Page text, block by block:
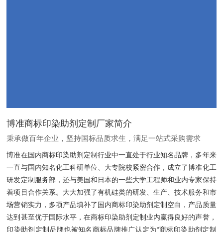
博准商标印染助剂定制厂家简介
秉承做百年企业，坚持国标品质求生，满足一站式采购需求
博准在国内商标印染助剂定制行业中一直处于行业知名品牌，多年来
一直与国内知名化工科研单位、大专院校紧密合作，成立了博准化工
研发定制服务部，还与美国和日本的一些大学工程师和业内专家保持
着项目合作关系。大大加强了有机硅类的研发、生产、技术服务和市
场营销实力，多项产品填补了国内商标印染助剂定制空白，产品质量
达到甚至优于国际水平，在商标印染助剂定制业内赢得良好的声誉，
印染助剂定制品牌也被知名商标品牌推广认定为“商标印染助剂定制